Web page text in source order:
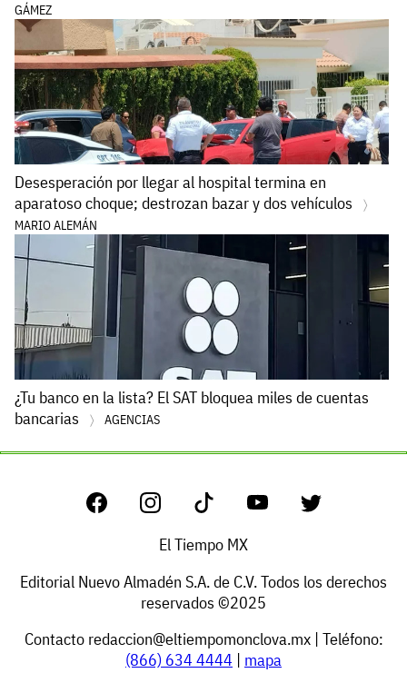
GÁMEZ
Desesperación por llegar al hospital termina en
aparatoso choque; destrozan bazar y dos vehículos
MARIO ALEMÁN
¿Tu banco en la lista? El SAT bloquea miles de cuentas
bancarias
AGENCIAS
El Tiempo MX
Editorial Nuevo Almadén S.A. de C.V. Todos los derechos
reservados ©2025
Contacto redaccion@eltiempomonclova.mx| Teléfono:
(866) 634 4444 | mapa